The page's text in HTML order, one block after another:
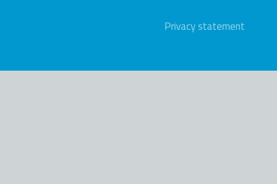
Privacy statement